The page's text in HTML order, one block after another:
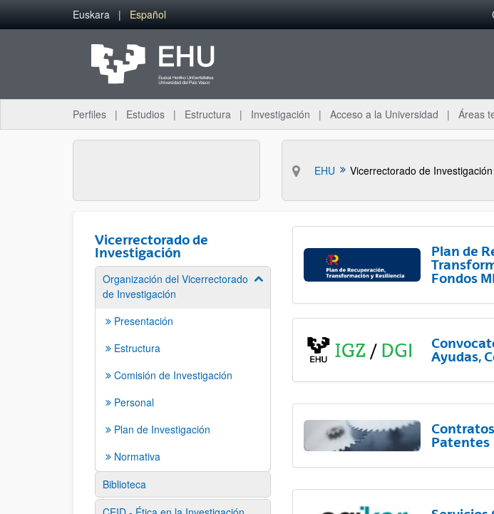
Saltar al contenido principal
Euskara Español
Perfiles Estudios Estructura Investigación Acceso a la Universidad Áreas
EHU Vicerrectorado de Investigación
Vicerrectorado de
Investigación
Organización del Vicerrectorado
de Investigación
Mostrar/ocultar subpáginas
Presentación
Estructura
Comisión de Investigación
Personal
Plan de Investigación
Normativa
Biblioteca
Plan de
Fondos
Ayudas,
Patentes